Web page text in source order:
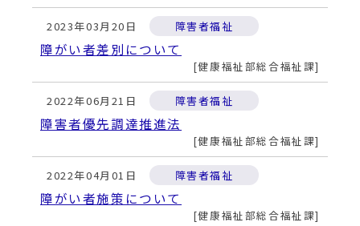
2023年03月20日 障害者福祉
障がい者差別について
健康福祉部総合福祉課
2022年06月21日 障害者福祉
障害者優先調達推進法
健康福祉部総合福祉課
2022年04月01日 障害者福祉
障がい者施策について
健康福祉部総合福祉課